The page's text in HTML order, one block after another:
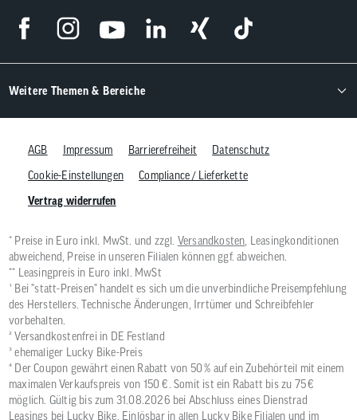
Weitere Themen & Bereiche
AGB Impressum Barrierefreiheit
Datenschutz
Cookie-Einstellungen
Compliance / Lieferkette
Vertrag widerrufen
* Preise in Euro inkl. MwSt. und zzgl. Versandkosten, Leasingkonditionen
abweichend, Preise in unseren Filialen können ggf. abweichen.
** Leasingpreis in Euro inkl. MwSt
¹ Bei "statt-Preisen" handelt es sich um die unverbindliche Preisempfehlung
des Herstellers. Technische Änderungen, Irrtümer und Schreibfehler
vorbehalten.
² Versandkostenfrei in DE Festland
³ ehemaliger Lucky Bike-Preis
⁴ Der Coupon gewährt einen Rabatt von 50 % auf ein Zubehörteil mit einem
maximalen Verkaufspreis von 150 €. Somit ist ein Rabatt bis zu 75 €
möglich. Gültig bis zum 31.08.2026 bei Abschluss eines Dienstrad
Leasings bei Lucky Bike. Einlösbar in allen Lucky Bike Filialen und im